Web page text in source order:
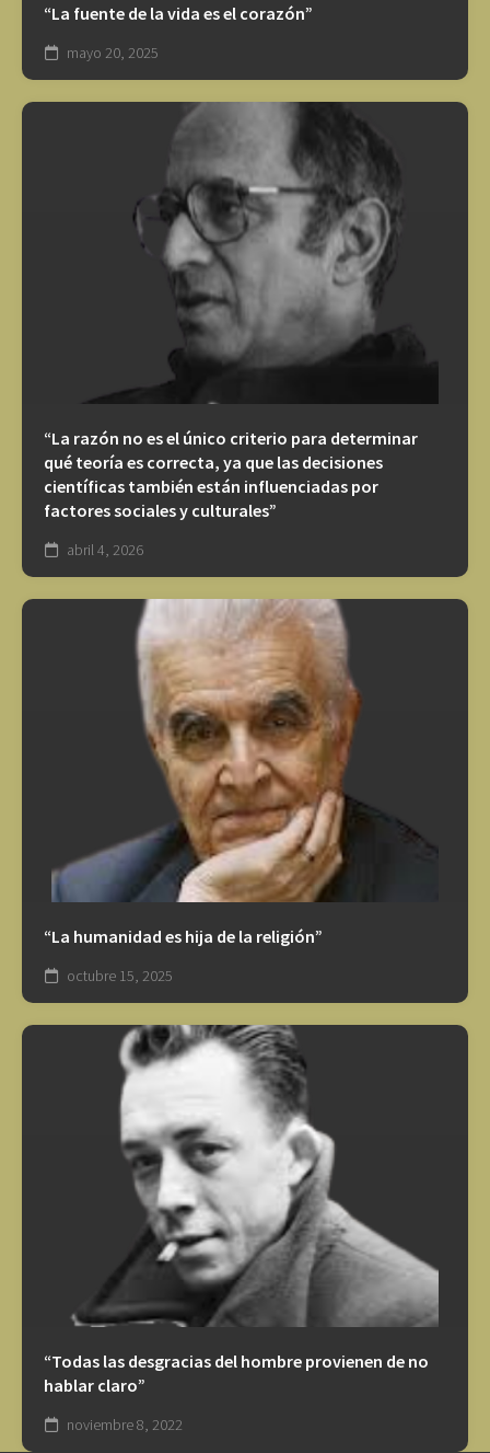
“La fuente de la vida es el corazón”
mayo 20, 2025
“La razón no es el único criterio para determinar
qué teoría es correcta, ya que las decisiones
científicas también están influenciadas por
factores sociales y culturales”
abril 4, 2026
“La humanidad es hija de la religión”
octubre 15, 2025
“Todas las desgracias del hombre provienen de no
hablar claro”
noviembre 8, 2022